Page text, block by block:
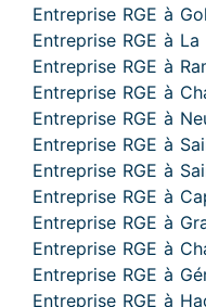
Entreprise RGE à
Entreprise RGE à
Entreprise RGE à
Entreprise RGE à
Entreprise RGE à
Entreprise RGE à
Entreprise RGE à
Entreprise RGE à
Entreprise RGE à
Entreprise RGE à
Entreprise RGE à
Entreprise RGE à